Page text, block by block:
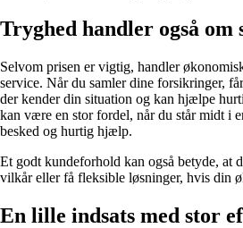
Tryghed handler også om
Selvom prisen er vigtig, handler
service. Når du samler dine forsikringer,
der kender din situation og kan hjælpe
kan være en stor fordel, når du står midt i
besked og hurtig hjælp.
Et godt kundeforhold kan også betyde, at
vilkår eller få fleksible løsninger, hvis din
En lille indsats med stor